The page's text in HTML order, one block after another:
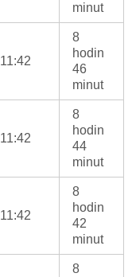
minut
11:42
8
hodin
46
minut
11:42
8
hodin
44
minut
11:42
8
hodin
42
minut
8